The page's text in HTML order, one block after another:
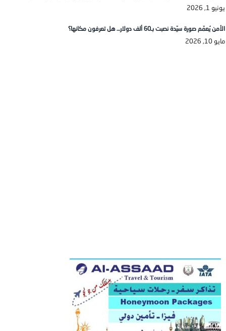
يونيو 1, 2026
الأمن يُعمّم صورة سيّدة نصبت بـ60 ألف دولار… هل تعرفون مكانها؟
مايو 10, 2026